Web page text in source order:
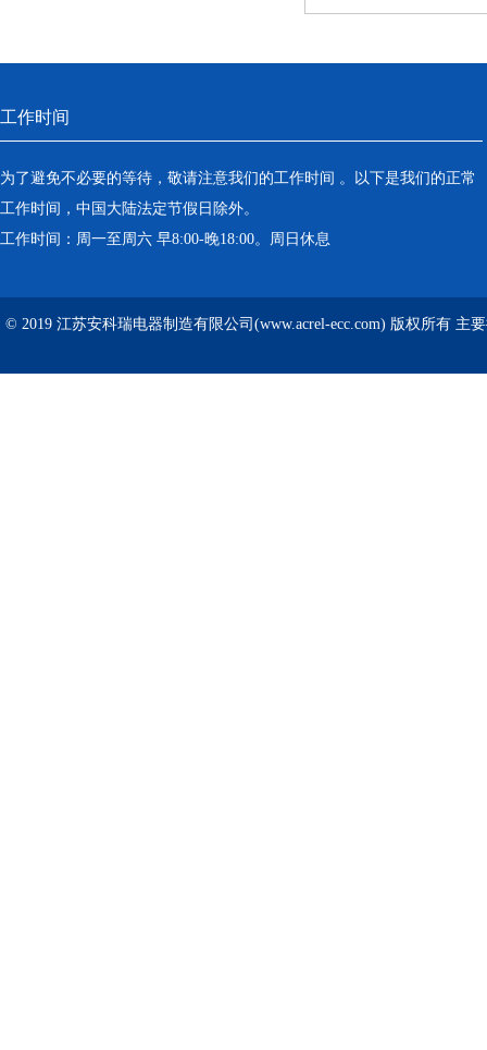
工作时间
为了避免不必要的等待，敬请注意我们的工作时间 。以下是我们的正常
工作时间，中国大陆法定节假日除外。
工作时间：周一至周六 早8:00-晚18:00。周日休息
© 2019 江苏安科瑞电器制造有限公司(www.acrel-ecc.com) 版权所有 主